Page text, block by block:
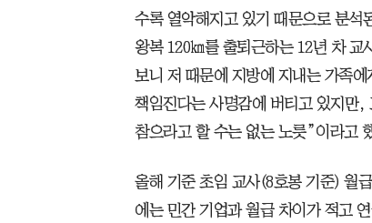
수록 열악해지고 있기 때문으로 분석
왕복 120㎞를 출퇴근하는 12년 차 교
보니 저 때문에 지방에 지내는 가족
책임진다는 사명감에 버티고 있지만,
참으라고 할 수는 없는 노릇”이라고
올해 기준 초임 교사(8호봉 기준) 월
에는 민간 기업과 월급 차이가 적고